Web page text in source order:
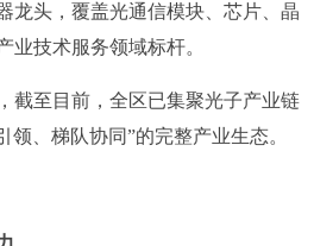
龙头，覆盖光通信模块、芯片、晶
业技术服务领域标杆。
至目前，全区已集聚光子产业链
领、梯队协同”的完整产业生态。